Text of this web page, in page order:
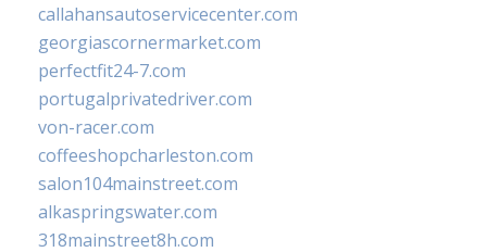
callahansautoservicecenter.com
georgiascornermarket.com
perfectfit24-7.com
portugalprivatedriver.com
von-racer.com
coffeeshopcharleston.com
salon104mainstreet.com
alkaspringswater.com
318mainstreet8h.com